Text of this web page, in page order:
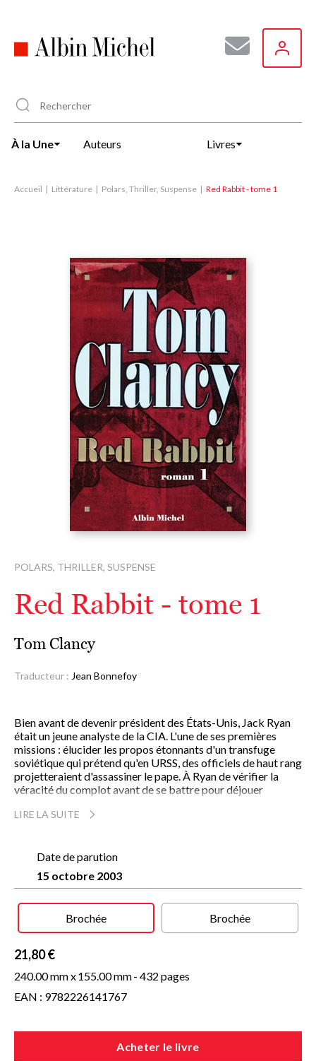
principal
À la Une Auteurs Livres
Accueil Littérature Polars, Thriller, Suspense Red Rabbit - tome 1
POLARS, THRILLER, SUSPENSE
Red Rabbit - tome 1
Tom Clancy
Traducteur : Jean Bonnefoy
Bien avant de devenir président des États-Unis, Jack Ryan
était un jeune analyste de la CIA. L'une de ses premières
missions : élucider les propos étonnants d'un transfuge
soviétique qui prétend qu'en URSS, des officiels de haut rang
projetteraient d'assassiner le pape. À Ryan de vérifier la
véracité du complot avant de se battre pour déjouer
Car ce n'est pas seulement la vie du pape qui est en jeu mais
Tom Clancy retrouve le Jack Ryan du début.
Un grand roman d'espionnage
sur l'impitoyable guerre des services secrets
« Intelligent, attachant, Jack Ryan est devenu l'un des
protagonistes les plus célèbres de la fiction américaine
contemporaine. »
The Washington Post
LIRE LA SUITE
Date de parution
15 octobre 2003
Brochée Brochée
21,80 €
240.00 mm x155.00 mm- 432 pages
EAN : 9782226141767
Acheter le livre